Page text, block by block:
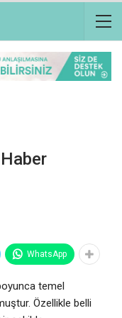
WhatsApp
temel
Özellikle belli